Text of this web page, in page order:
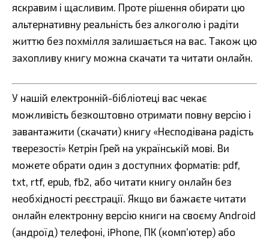
яскравим і щасливим. Проте рішення обирати цю
альтернативну реальність без алкоголю і радіти
життю без похмілля залишається на вас. Також цю
захопливу книгу можна скачати та читати онлайн.
У нашій електронній-бібліотеці вас чекає
можливість безкоштовно отримати повну версію і
завантажити (скачати) книгу «Несподівана радість
тверезості» Кетрін Грей на українській мові. Ви
можете обрати один з доступних форматів: pdf,
txt, rtf, epub, fb2, або читати книгу онлайн без
необхідності реєстрації. Якщо ви бажаєте читати
онлайн електронну версію книги на своєму Android
(андроїд) телефоні, iPhone, ПК (комп’ютер) або